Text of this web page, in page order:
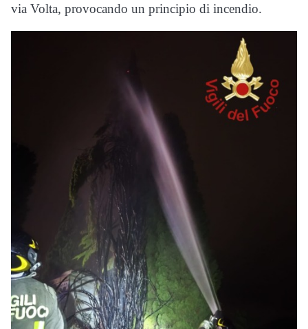
via Volta, provocando un principio di incendio.